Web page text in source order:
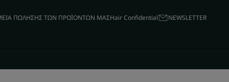
ΠΩΛΗΣΗΣ ΤΩΝ ΠΡΟΪΟΝΤΩΝ ΜΑΣHair Confidential ΝΕWSLETTER